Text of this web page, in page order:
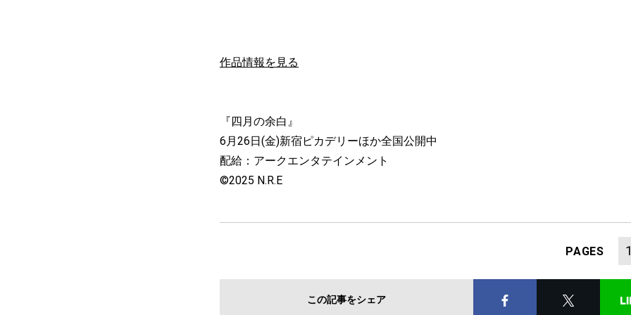
作品情報を見る
『四月の余白』
6月26日(金)新宿ピカデリーほか全国公開中
配給：アークエンタテインメント
©2025 N.R.E
PAGES 1
この記事をシェア